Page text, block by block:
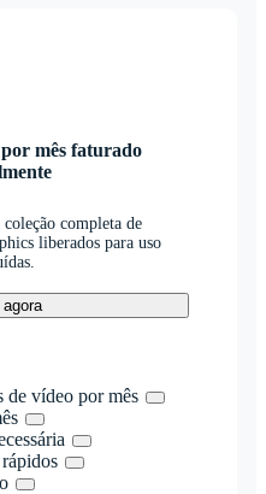
mês faturado
coleção completa de
liberados para uso
vídeo por mês